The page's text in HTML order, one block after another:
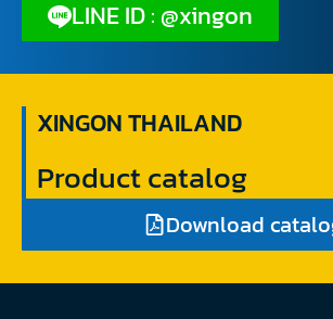
LINE ID : @xingon
XINGON THAILAND
Product catalog
Download